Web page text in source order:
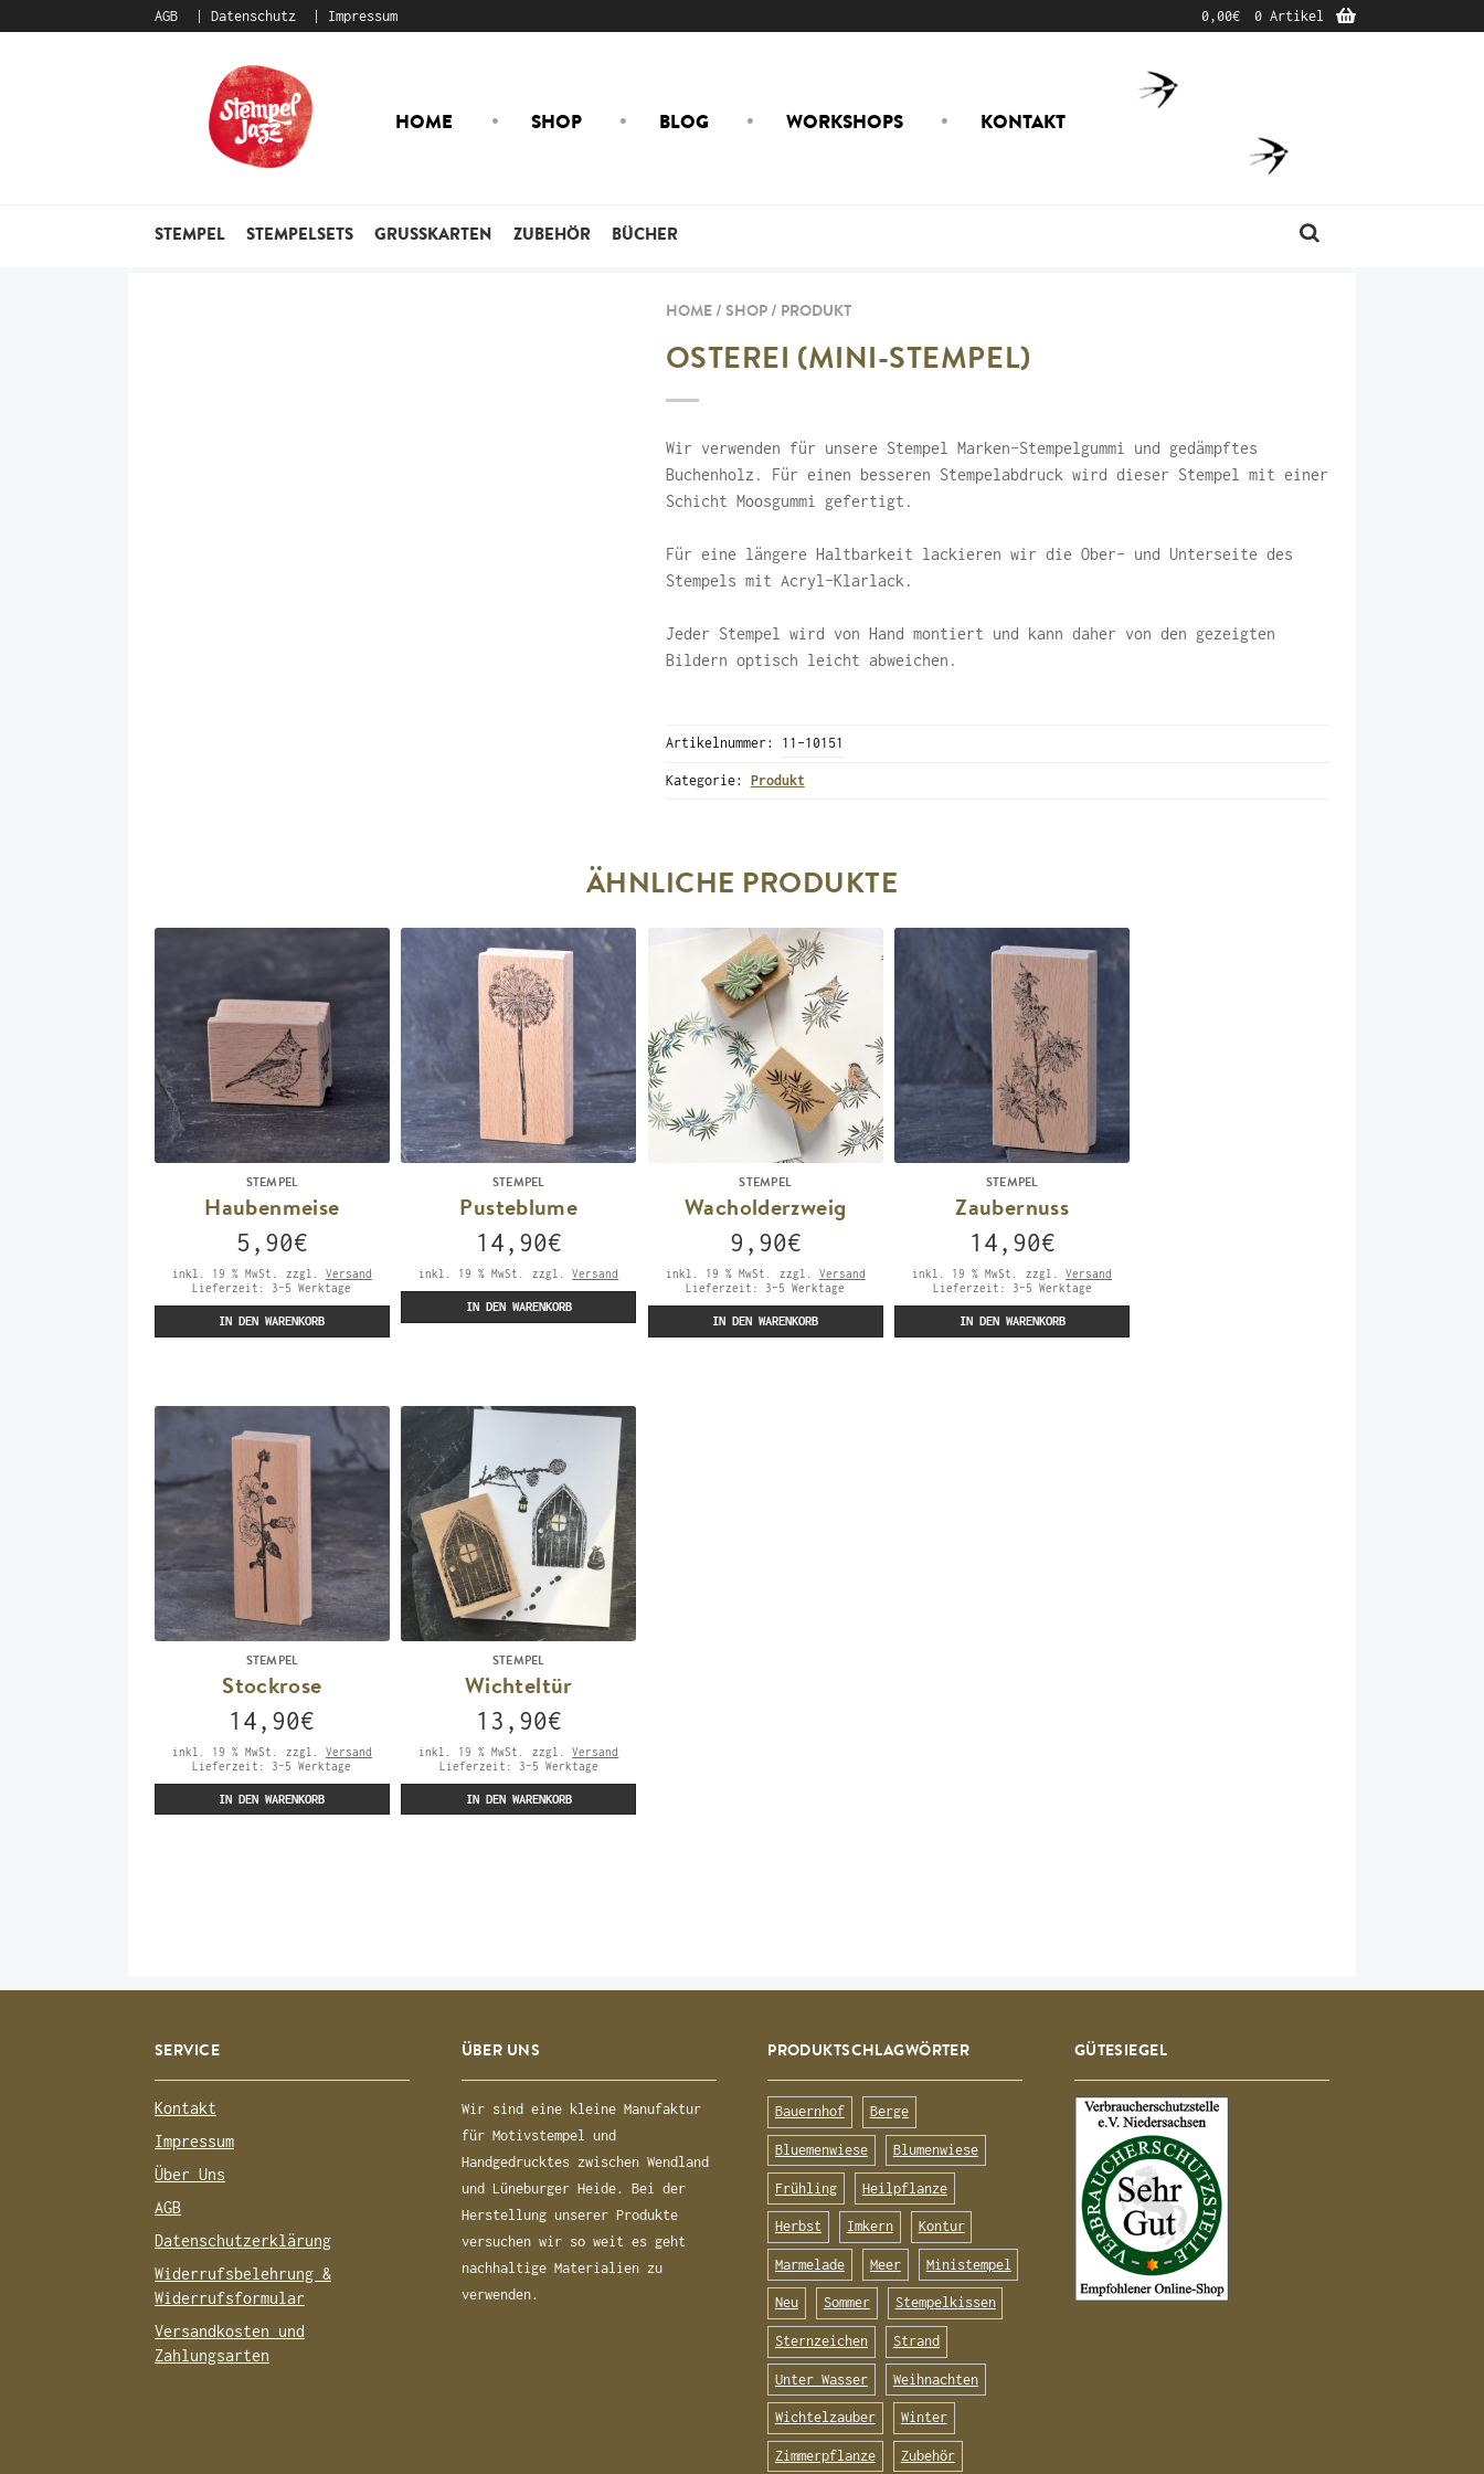
AGB Datenschutz Impressum 0,00€ 0 Artikel
Navigation
springen
springen
HOME SHOP BLOG WORKSHOPS KONTAKT
STEMPEL STEMPELSETS GRUSSKARTEN ZUBEHÖR BÜCHER
HOME / SHOP / PRODUKT
OSTEREI (MINI-STEMPEL)
Wir verwenden für unsere Stempel Marken-Stempelgummi und gedämpftes
Buchenholz. Für einen besseren Stempelabdruck wird dieser Stempel mit einer
Schicht Moosgummi gefertigt.
Für eine längere Haltbarkeit lackieren wir die Ober- und Unterseite des
Stempels mit Acryl-Klarlack.
Jeder Stempel wird von Hand montiert und kann daher von den gezeigten
Bildern optisch leicht abweichen.
Artikelnummer: 11-10151
Kategorie: Produkt
ÄHNLICHE PRODUKTE
STEMPEL
Haubenmeise
5,90€
inkl. 19 % MwSt. zzgl. Versand
Lieferzeit: 3-5 Werktage
IN DEN WARENKORB
STEMPEL
Pusteblume
14,90€
inkl. 19 % MwSt. zzgl.Versand
IN DEN WARENKORB
STEMPEL
Wacholderzweig
9,90€
inkl. 19 % MwSt. zzgl. Versand
Lieferzeit: 3-5 Werktage
IN DEN WARENKORB
STEMPEL
Zaubernuss
14,90€
inkl. 19 % MwSt. zzgl.Versand
Lieferzeit:
3-5 Werktage
IN DEN WARENKORB
STEMPEL
Stockrose
14,90€
inkl. 19 % MwSt. zzgl. Versand
Lieferzeit: 3-5 Werktage
IN DEN WARENKORB
STEMPEL
Wichteltür
13,90€
inkl. 19 % MwSt. zzgl.Versand
Lieferzeit: 3-5 Werktage
IN DEN WARENKORB
SERVICE
Kontakt
Impressum
Über Uns
AGB
Datenschutzerklärung
Widerrufsbelehrung &
Widerrufsformular
Versandkosten und
Zahlungsarten
ÜBER UNS
Wir sind eine kleine Manufaktur
für Motivstempel und
Handgedrucktes zwischen Wendland
und Lüneburger Heide. Bei der
Herstellung unserer Produkte
versuchen wir so weit es geht
nachhaltige Materialien zu
verwenden.
PRODUKTSCHLAGWÖRTER
Bauernhof Berge
Bluemenwiese Blumenwiese
Frühling Heilpflanze
Herbst Imkern Kontur
Marmelade Meer Ministempel
Neu Sommer Stempelkissen
Sternzeichen Strand
Unter Wasser Weihnachten
Wichtelzauber Winter
Zimmerpflanze Zubehör
GÜTESIEGEL